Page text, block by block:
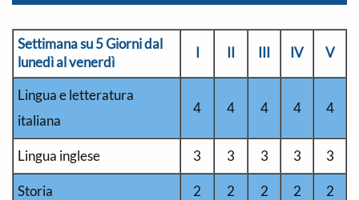
Settimana su 5 Giorni dal
lunedì al venerdì
I II III IV V
Lingua e letteratura
italiana
4 4 4 4 4
Lingua inglese 3 3 3 3 3
Storia 2 2 2 2 2